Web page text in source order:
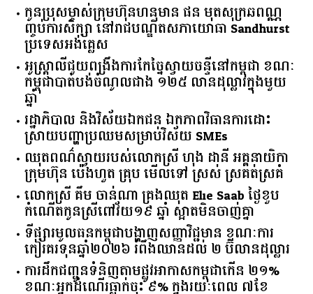
កូនប្រុសម្ចាស់ក្រុមហ៊ុនហនុមាន ផន មុតសុក្រឆពណ្ណ
ញ្ចប់ការសិក្សា នៅរាជបណ្ឌិតសភាយោធា Sandhurst
ប្រទេសអង់គ្លេស
អូស្ត្រាលី​ជួយ​ពង្រឹង​ការ​កែច្នៃ​ស្វាយចន្ទី​នៅ​កម្ពុជា​ ​ខណៈ​
កម្ពុជា​បាត់បង់​ចំណូល​ជាង​ ​១២៥​ ​លាន​ដុល្លារ​ក្នុង​មួយ​
ឆ្នាំ​
រដ្ឋាភិបាល​ ​និង​វិស័យ​ឯកជន ​ឯកភាព​វិធានការ​ដោះ
ស្រាយ​បញ្ហា​ប្រឈម​​សម្រាប់​វិស័យ​ ​SMEs​
ឈុតពណ៌ស្វាយរបស់លោកស្រី ហុង ដានី អគ្គ​នាយិកា​
ក្រុមហ៊ុន ប៉េងហួត គ្រុប មើលទៅ ស្រស់ ស្រគត់ស្រគំ
លោកស្រី គឹម ចាន់ណា គ្រងឈុត Elie Saab ថ្ងៃខួប
កំណើតកូនស្រីពៅវ័យ១៩ ឆ្នាំ ស្អាតមិនចាញ់គ្នា
ទីផ្សារ​មូលធន​កម្ពុជា​បង្ហាញ​សញ្ញា​វិជ្ជមាន​ ​ខណៈ​ការ​
កៀរគរ​ទុន​ឆ្នាំ​២០២៦​ ​រំពឹង​ឈានដល់​ ​២​ ​ប៊ីលាន​ដុល្លារ​
ការដឹកជញ្ជូនទំនិញតាមផ្លូវអាកាសកម្ពុជាកើន ២១%
ខណៈអ្នកដំណើរធ្លាក់ចុះ ៩% ក្នុងរយៈពេល ៧ខែ